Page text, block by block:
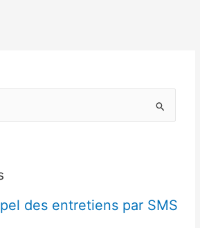
des entretiens par SMS